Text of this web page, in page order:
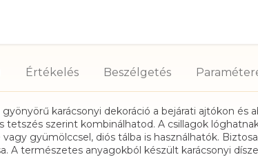
Értékelés Beszélgetés
karácsonyi dekoráció a bejárati ajtókon
tetszés szerint kombinálhatod. A csillagok
gyümölccsel, diós tálba is használhatók.
A természetes anyagokból készült karácsonyi